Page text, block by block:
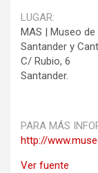
LUGAR:
MAS | Museo
Santander y
C/ Rubio, 6
Santander.
PARA MÁS
http://
Ver fuente